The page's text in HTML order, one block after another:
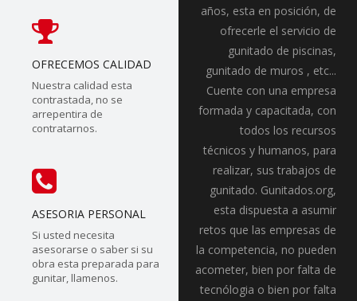
OFRECEMOS CALIDAD
Nuestra calidad esta
contrastada, no se
arrepentira de
contratarnos.
ASESORIA PERSONAL
Si usted necesita
asesorarse o saber si su
obra esta preparada para
gunitar, llamenos.
años, esta en posición, de
ofrecerle el servicio de
gunitado de piscinas,
gunitado de muros , etc...
Cuente con una empresa
formada y capacitada, con
todos los recursos
técnicos y humanos, para
realizar, sus trabajos de
gunitado. Gunitados.org,
esta dispuesta a asumir
retos que las empresas de
la competencia, no pueden
acometer, bien por falta de
tecnólogia o bien por falta